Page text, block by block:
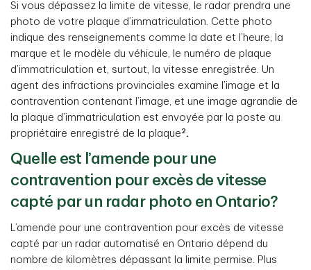
Si vous dépassez la limite de vitesse, le radar prendra une
photo de votre plaque d’immatriculation. Cette photo
indique des renseignements comme la date et l’heure, la
marque et le modèle du véhicule, le numéro de plaque
d’immatriculation et, surtout, la vitesse enregistrée. Un
agent des infractions provinciales examine l’image et la
contravention contenant l’image, et une image agrandie de
la plaque d’immatriculation est envoyée par la poste au
propriétaire enregistré de la plaque 2 .
Quelle est l’amende pour une
contravention pour excès de vitesse
capté par un radar photo en Ontario?
L’amende pour une contravention pour excès de vitesse
capté par un radar automatisé en Ontario dépend du
nombre de kilomètres dépassant la limite permise. Plus